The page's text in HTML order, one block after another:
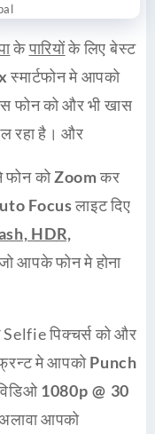
केपारियोंके लिए बेस्ट
स्मार्टफोन मे आपको
फोन को और भी खास
रहा है। और
कोZoomकर
Focusलाइट दिए
HDR,
आपके फोन मे होना
Selfie पिक्चर्स को और
मे आपकोPunch
1080p @ 30
आपको